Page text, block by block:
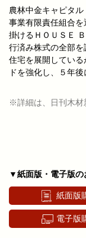
農林中金キャピタ
事業有限責任組合
掛けるＨＯＵＳＥ
行済み株式の全部
住宅を展開してい
ドを強化し、５年
※詳細は、日刊木材
▼紙面版・電子版の
紙面版
電子版